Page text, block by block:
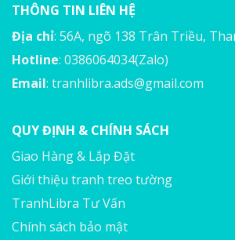
THÔNG TIN LIÊN HỆ
Địa chỉ: 56A, ngõ 138 Trân Triều,
Hotline: 0386064034(Zalo)
Email: tranhlibra.ads@gmail.com
QUY ĐỊNH & CHÍNH SÁCH
Giao Hàng & Lắp Đặt
Giới thiệu tranh treo tường
TranhLibra Tư Vấn
Chính sách bảo mật